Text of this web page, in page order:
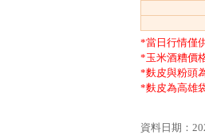
*當日行情僅
*玉米酒糟價
*麩皮與粉頭
*麩皮為高雄
資料日期：